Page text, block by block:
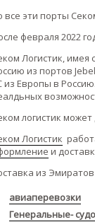
все эти порты
февраля 2022
Логистик,
из портов
из Европы в
логистик
Логистик
и
из
авиаперевозки
Генеральные-